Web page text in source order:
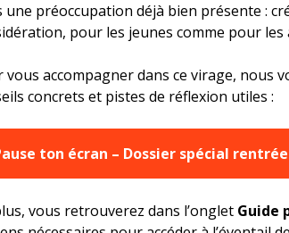
une préoccupation déjà bien présente :
pour les jeunes comme pour les
vous accompagner dans ce virage,
concrets et pistes de réflexion utiles :
ton écran – Dossier spécial rentrée
vous retrouverez dans l’onglet Guide